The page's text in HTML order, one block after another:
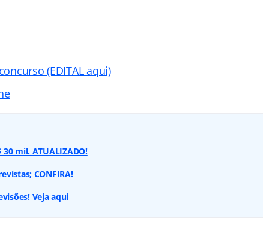
(EDITAL aqui)
mil. ATUALIZADO!
CONFIRA!
Veja aqui